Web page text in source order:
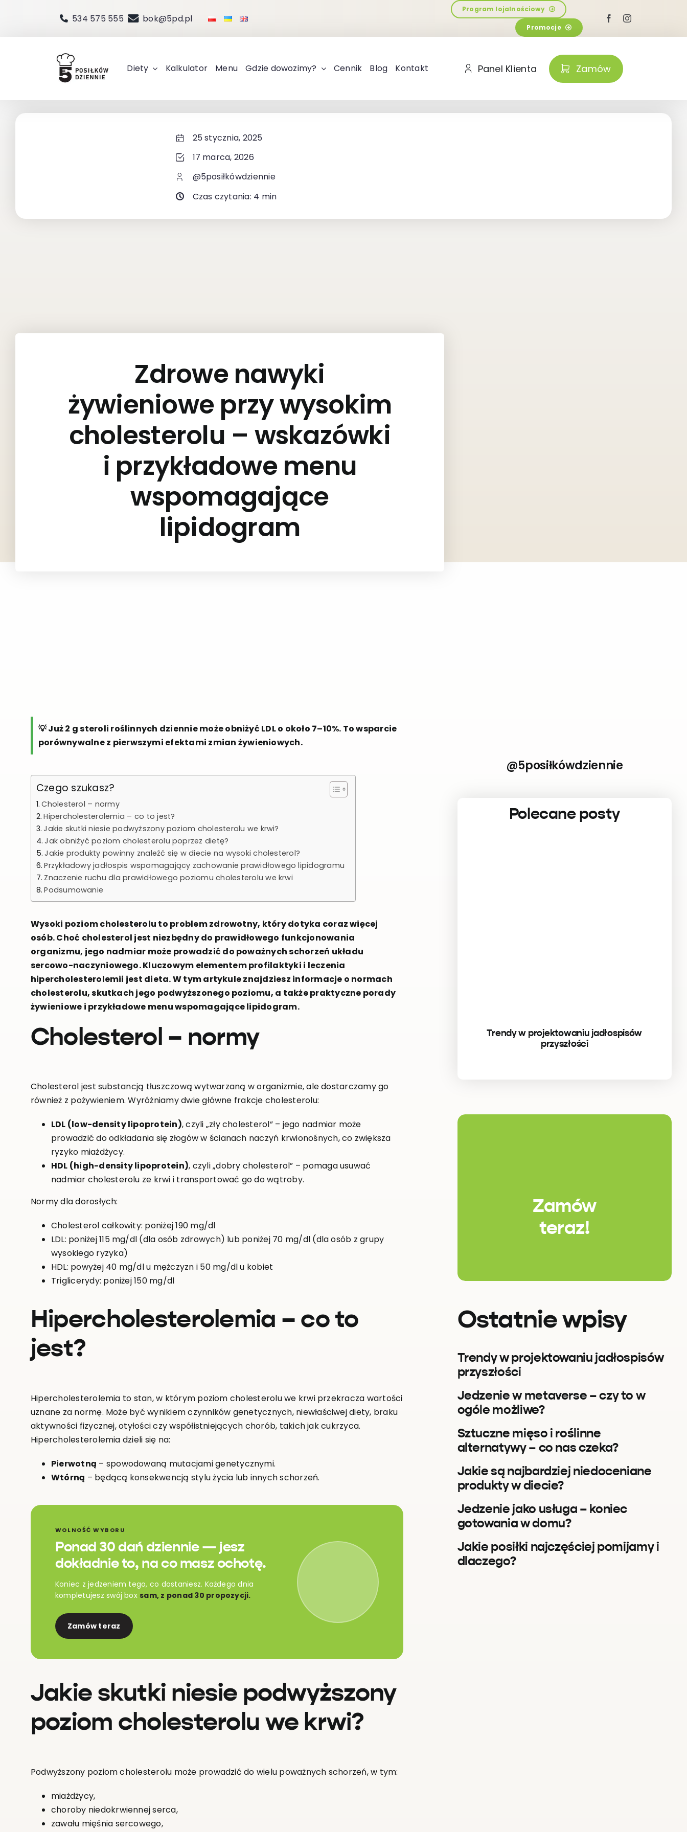
zawartości
534 575 555 bok@5pd.pl
Program lojalnościowy
Promocje
Diety Kalkulator Menu Gdzie dowozimy? Cennik Blog Kontakt Panel Klienta Zamów
25 stycznia, 2025
17 marca, 2026
@5posiłkówdziennie
Czas czytania: 4 min
Zdrowe nawyki
żywieniowe przy wysokim
cholesterolu – wskazówki
i przykładowe menu
wspomagające
lipidogram
@5posiłkówdziennie
Polecane posty
Trendy w projektowaniu jadłospisów
przyszłości
💡 Już 2 g steroli roślinnych dziennie może obniżyć LDL o około 7–10%. To wsparcie
porównywalne z pierwszymi efektami zmian żywieniowych.
Czego szukasz?
Cholesterol – normy
Hipercholesterolemia – co to jest?
Jakie skutki niesie podwyższony poziom cholesterolu we krwi?
Jak obniżyć poziom cholesterolu poprzez dietę?
Jakie produkty powinny znaleźć się w diecie na wysoki cholesterol?
Przykładowy jadłospis wspomagający zachowanie prawidłowego lipidogramu
Znaczenie ruchu dla prawidłowego poziomu cholesterolu we krwi
Podsumowanie
Wysoki poziom cholesterolu to problem zdrowotny, który dotyka coraz więcej
osób. Choć cholesterol jest niezbędny do prawidłowego funkcjonowania
organizmu, jego nadmiar może prowadzić do poważnych schorzeń układu
sercowo-naczyniowego. Kluczowym elementem profilaktyki i leczenia
hipercholesterolemii jest dieta. W tym artykule znajdziesz informacje o normach
cholesterolu, skutkach jego podwyższonego poziomu, a także praktyczne porady
żywieniowe i przykładowe menu wspomagające lipidogram.
Cholesterol – normy
Cholesterol jest substancją tłuszczową wytwarzaną w organizmie, ale dostarczamy go
również z pożywieniem. Wyróżniamy dwie główne frakcje cholesterolu:
LDL (low-density lipoprotein), czyli „zły cholesterol” – jego nadmiar może
prowadzić do odkładania się złogów w ścianach naczyń krwionośnych, co zwiększa
ryzyko miażdżycy.
HDL (high-density lipoprotein), czyli „dobry cholesterol” – pomaga usuwać
nadmiar cholesterolu ze krwi i transportować go do wątroby.
Normy dla dorosłych:
Cholesterol całkowity: poniżej 190 mg/dl
LDL: poniżej 115 mg/dl (dla osób zdrowych) lub poniżej 70 mg/dl (dla osób z grupy
wysokiego ryzyka)
HDL: powyżej 40 mg/dl u mężczyzn i 50 mg/dl u kobiet
Triglicerydy: poniżej 150 mg/dl
Hipercholesterolemia – co to
jest?
Hipercholesterolemia to stan, w którym poziom cholesterolu we krwi przekracza wartości
uznane za normę. Może być wynikiem czynników genetycznych, niewłaściwej diety, braku
aktywności fizycznej, otyłości czy współistniejących chorób, takich jak cukrzyca.
Hipercholesterolemia dzieli się na:
Pierwotną – spowodowaną mutacjami genetycznymi.
Wtórną – będącą konsekwencją stylu życia lub innych schorzeń.
WOLNOŚĆ WYBORU
Ponad 30 dań dziennie — jesz
dokładnie to, na co masz ochotę.
Koniec z jedzeniem tego, co dostaniesz. Każdego dnia
kompletujesz swój boxsam, z ponad 30 propozycji.
Zamów teraz
Jakie skutki niesie podwyższony
poziom cholesterolu we krwi?
Podwyższony poziom cholesterolu może prowadzić do wielu poważnych schorzeń, w tym:
miażdżycy,
choroby niedokrwiennej serca,
zawału mięśnia sercowego,
Zamów
teraz!
Ostatnie wpisy
Trendy w projektowaniu jadłospisów
przyszłości
Jedzenie w metaverse – czy to w
ogóle możliwe?
Sztuczne mięso i roślinne
alternatywy – co nas czeka?
Jakie są najbardziej niedoceniane
produkty w diecie?
Jedzenie jako usługa – koniec
gotowania w domu?
Jakie posiłki najczęściej pomijamy i
dlaczego?